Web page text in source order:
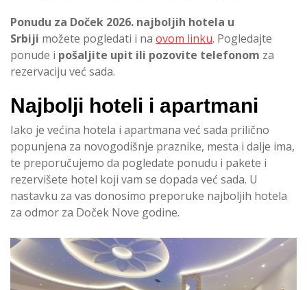
Ponudu za Doček 2026. najboljih hotela u
Srbiji možete pogledati i na ovom linku. Pogledajte
ponude i pošaljite upit ili pozovite telefonom za
rezervaciju već sada.
Najbolji hoteli i apartmani
Iako je većina hotela i apartmana već sada prilično
popunjena za novogodišnje praznike, mesta i dalje ima,
te preporučujemo da pogledate ponudu i pakete i
rezervišete hotel koji vam se dopada već sada. U
nastavku za vas donosimo preporuke najboljih hotela
za odmor za Doček Nove godine.